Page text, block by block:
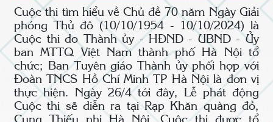
Cuộc thi tìm hiểu về Chủ đề 70 năm Ngày Giải
phóng Thủ đô (10/10/1954 - 10/10/2024) là
Cuộc thi do Thành ủy - HĐND - UBND - Ủy
ban MTTQ Việt Nam thành phố Hà Nội tổ
chức; Ban Tuyên giáo Thành ủy phối hợp với
Đoàn TNCS Hồ Chí Minh TP Hà Nội là đơn vị
thực hiện. Ngày 26/4 tới đây, Lễ phát động
Cuộc thi sẽ diễn ra tại Rạp Khăn quàng đỏ,